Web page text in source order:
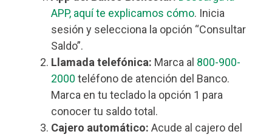
APP, aquí te explicamos cómo. Inicia
sesión y selecciona la opción “Consultar
Saldo”.
Llamada telefónica: Marca al 800-900-
2000 teléfono de atención del Banco.
Marca en tu teclado la opción 1 para
conocer tu saldo total.
Cajero automático: Acude al cajero del